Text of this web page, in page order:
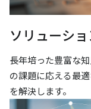
ソリューシ
長年培った豊富な
の課題に応える最
を解決します。